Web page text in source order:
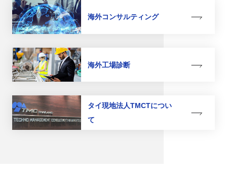
海外コンサルティング
海外工場診断
タイ現地法人TMCTについ
て